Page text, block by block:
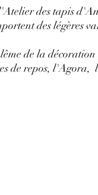
des tapis
des légères
de la
de repos, l'Agora,